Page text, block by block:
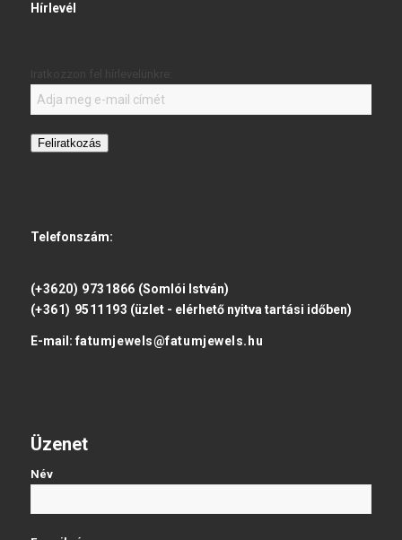
Hírlevél
Feliratkozás
Telefonszám:
(+3620) 9731866 (Somlói István)
(+361) 9511193 (üzlet - elérhető nyitva tartási időben)
E-mail: fatumjewels@fatumjewels.hu
Üzenet
Név